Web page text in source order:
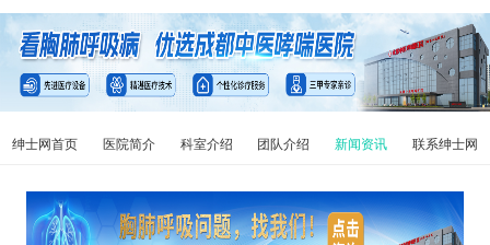
绅士网首页 医院简介 科室介绍 团队介绍 新闻资讯 联系绅士网